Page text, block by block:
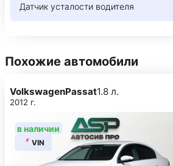
Датчик усталости водителя
Похожие автомобили
в наличии
VIN
VolkswagenPassat1.8 л.
2012 г.